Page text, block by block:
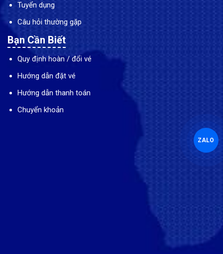
Tuyển dụng
Câu hỏi thường gặp
Bạn Cần Biết
Quy định hoàn / đổi vé
Hướng dẫn đặt vé
Hướng dẫn thanh toán
Chuyển khoản
ZALO